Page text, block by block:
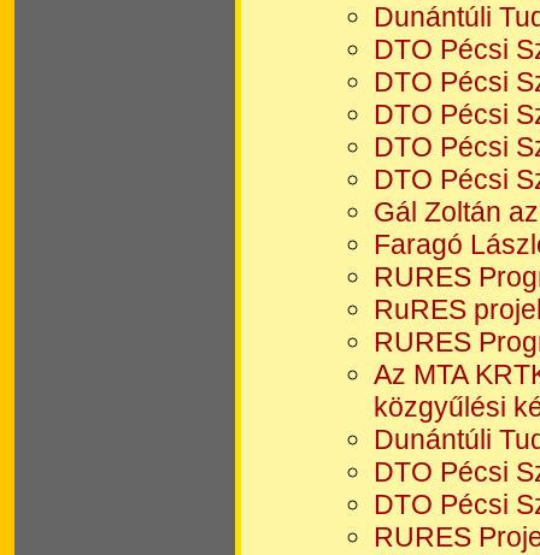
Dunántúli
DTO Pécsi
DTO Pécsi
DTO Pécsi
DTO Pécsi
DTO Pécsi
Gál Zoltán
Faragó
RURES
RuRES
RURES
Az MTA
közgyűlési
Dunántúli
DTO Pécsi
DTO Pécsi
RURES